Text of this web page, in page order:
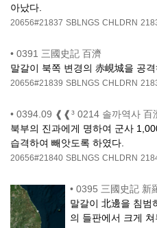
아났다.
20656#21837 SBLNGS CHLDRN
• 0391 三國史記 百濟
말갈이 북쪽 변경의 赤峴城을 공
20656#21839 SBLNGS CHLDRN
• 0394.09 ❰❰³ 0214 솔까역사 百
북부의 진과에게 명하여 군사
습격하여 빼앗도록 하였다.
20656#21840 SBLNGS CHLDRN
• 0395 三國史記 新
말갈이 北邊을 침범
의 들판에서 크게 쳐